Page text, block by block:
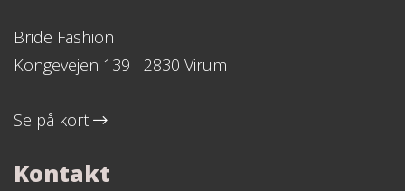
Bride Fashion
Kongevejen 139 2830 Virum
Se på kort
Kontakt